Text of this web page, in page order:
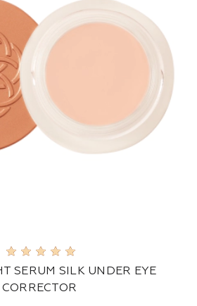
SERUM SILK UNDER EYE
CORRECTOR